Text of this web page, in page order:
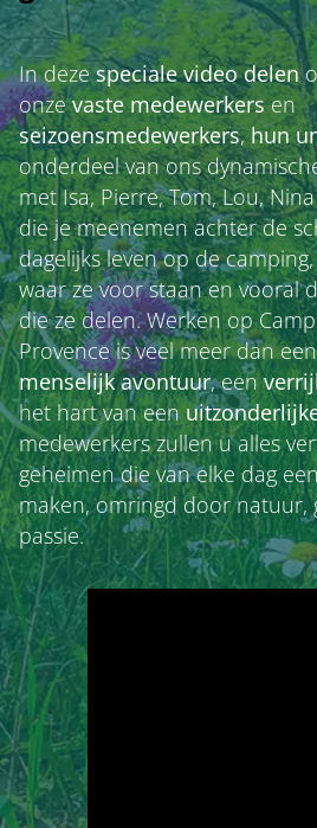
In dezespeciale video delen
onzevaste medewerkersen
seizoensmedewerkers, hun
onderdeel van ons
met Isa, Pierre, Tom, Lou,
die je meenemen achter de
dagelijks leven op de
waar ze voor staan en vooral
die ze delen. Werken op
Provence is veel meer dan
menselijk avontuur, een
het hart van een
medewerkers zullen u alles
geheimen die van elke dag
maken, omringd door natuur,
passie.